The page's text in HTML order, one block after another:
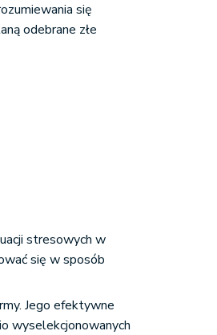
się
odebrane złe
stresowych w
się w sposób
Jego efektywne
wyselekcjonowanych